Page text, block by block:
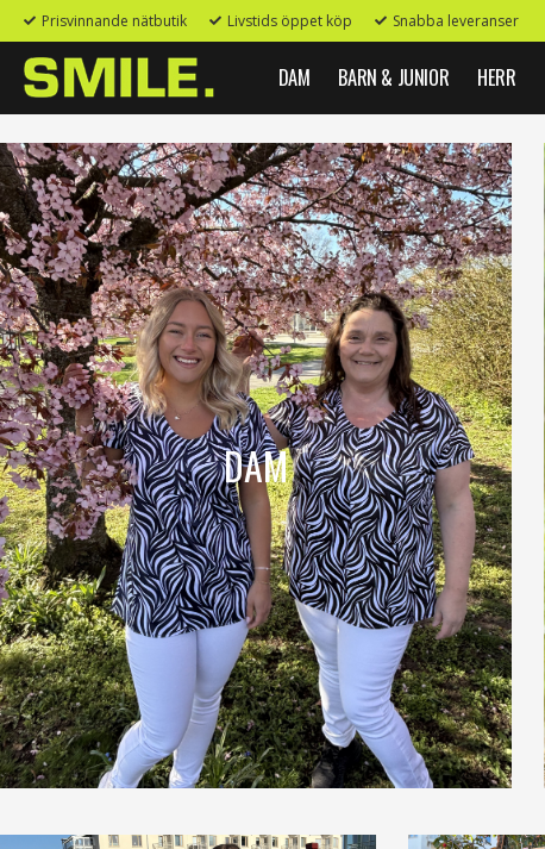
Prisvinnande nätbutik Livstids öppet köp Snabba leveranser
DAM BARN & JUNIOR HERR
DAM